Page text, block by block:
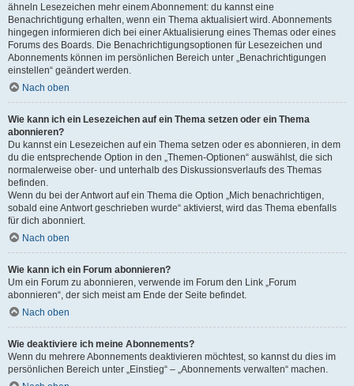
ähneln Lesezeichen mehr einem Abonnement: du kannst eine
Benachrichtigung erhalten, wenn ein Thema aktualisiert wird. Abonnements
hingegen informieren dich bei einer Aktualisierung eines Themas oder eines
Forums des Boards. Die Benachrichtigungsoptionen für Lesezeichen und
Abonnements können im persönlichen Bereich unter „Benachrichtigungen
einstellen“ geändert werden.
Nach oben
Wie kann ich ein Lesezeichen auf ein Thema setzen oder ein Thema
abonnieren?
Du kannst ein Lesezeichen auf ein Thema setzen oder es abonnieren, in dem
du die entsprechende Option in den „Themen-Optionen“ auswählst, die sich
normalerweise ober- und unterhalb des Diskussionsverlaufs des Themas
befinden.
Wenn du bei der Antwort auf ein Thema die Option „Mich benachrichtigen,
sobald eine Antwort geschrieben wurde“ aktivierst, wird das Thema ebenfalls
für dich abonniert.
Nach oben
Wie kann ich ein Forum abonnieren?
Um ein Forum zu abonnieren, verwende im Forum den Link „Forum
abonnieren“, der sich meist am Ende der Seite befindet.
Nach oben
Wie deaktiviere ich meine Abonnements?
Wenn du mehrere Abonnements deaktivieren möchtest, so kannst du dies im
persönlichen Bereich unter „Einstieg“ – „Abonnements verwalten“ machen.